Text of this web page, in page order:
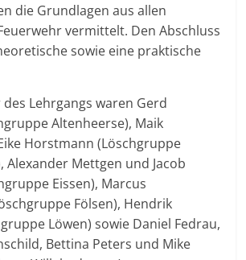
die Grundlagen aus allen
vermittelt. Den Abschluss
sowie eine praktische
Lehrgangs waren Gerd
Altenheerse), Maik
Horstmann (Löschgruppe
Alexander Mettgen und Jacob
Eissen), Marcus
Fölsen), Hendrik
Löwen) sowie Daniel Fedrau,
Bettina Peters und Mike